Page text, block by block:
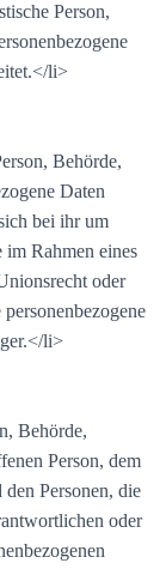
Person,
li>
Behörde,
Daten
bei ihr um
Rahmen eines
oder
li>
Behörde,
Person, dem
Personen, die
oder